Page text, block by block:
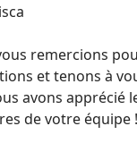
remercions
et tenons à
avons apprécié
de votre équipe